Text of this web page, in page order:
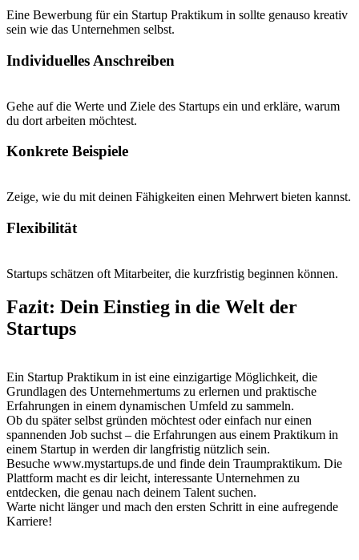
Eine Bewerbung für ein Startup Praktikum in sollte genauso kreativ
sein wie das Unternehmen selbst.
Individuelles Anschreiben
Gehe auf die Werte und Ziele des Startups ein und erkläre, warum
du dort arbeiten möchtest.
Konkrete Beispiele
Zeige, wie du mit deinen Fähigkeiten einen Mehrwert bieten kannst.
Flexibilität
Startups schätzen oft Mitarbeiter, die kurzfristig beginnen können.
Fazit: Dein Einstieg in die Welt der
Startups
Ein Startup Praktikum in ist eine einzigartige Möglichkeit, die
Grundlagen des Unternehmertums zu erlernen und praktische
Erfahrungen in einem dynamischen Umfeld zu sammeln.
Ob du später selbst gründen möchtest oder einfach nur einen
spannenden Job suchst – die Erfahrungen aus einem Praktikum in
einem Startup in werden dir langfristig nützlich sein.
Besuche www.mystartups.de und finde dein Traumpraktikum. Die
Plattform macht es dir leicht, interessante Unternehmen zu
entdecken, die genau nach deinem Talent suchen.
Warte nicht länger und mach den ersten Schritt in eine aufregende
Karriere!